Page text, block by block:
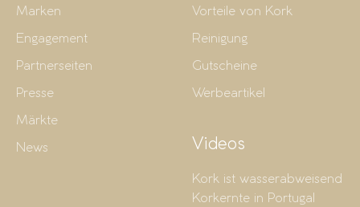
Marken
Engagement
Partnerseiten
Presse
Märkte
News
Vorteile von Kork
Reinigung
Gutscheine
Werbeartikel
Videos
Kork ist wasserabweisend
Korkernte in Portugal